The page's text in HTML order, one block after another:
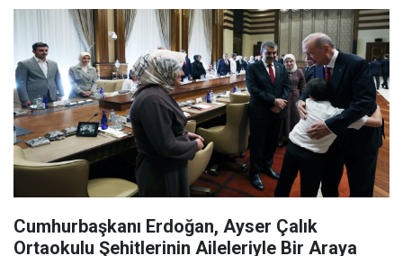
Cumhurbaşkanı Erdoğan, Ayser Çalık
Ortaokulu Şehitlerinin Aileleriyle Bir Araya